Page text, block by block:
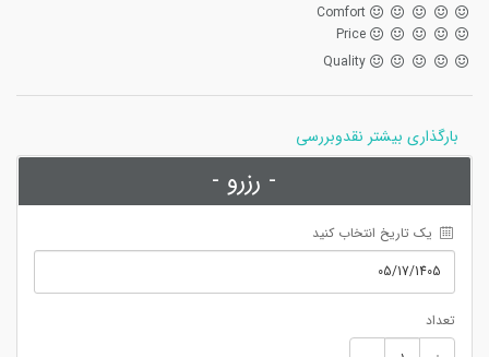
Comfort
Price
Quality
بارگذاری بیشتر نقدوبررسی
- رزرو -
یک تاریخ انتخاب کنید
تعداد